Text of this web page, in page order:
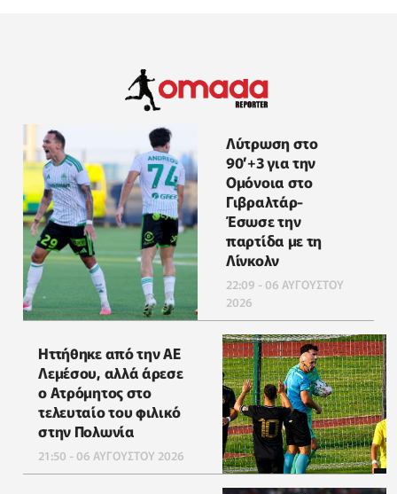
Λύτρωση στο
90’+3 για την
Ομόνοια στο
Γιβραλτάρ-
Έσωσε την
παρτίδα με τη
Λίνκολν
22:09 - 06 ΑΥΓΟΥΣΤΟΥ
2026
Ηττήθηκε από την ΑΕ
Λεμέσου, αλλά άρεσε
ο Ατρόμητος στο
τελευταίο του φιλικό
στην Πολωνία
21:50 - 06 ΑΥΓΟΥΣΤΟΥ 2026